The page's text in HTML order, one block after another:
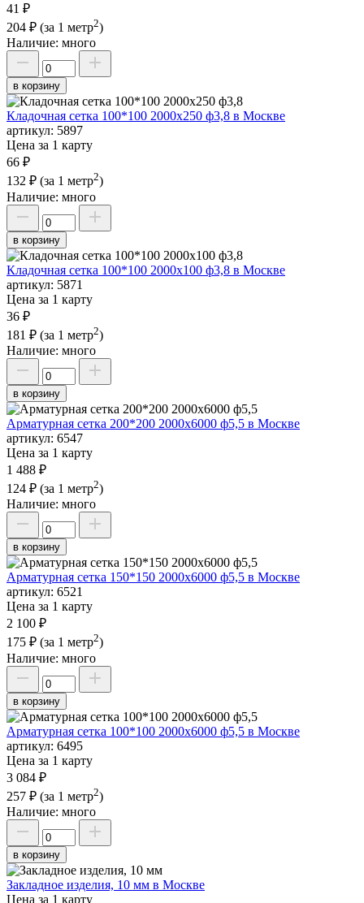
41 ₽
204 ₽ (за 1 метр2)
Наличие: много
в корзину
Кладочная сетка 100*100 2000х250 ф3,8 в Москве
артикул: 5897
Цена за 1 карту
66 ₽
132 ₽ (за 1 метр2)
Наличие: много
в корзину
Кладочная сетка 100*100 2000х100 ф3,8 в Москве
артикул: 5871
Цена за 1 карту
36 ₽
181 ₽ (за 1 метр2)
Наличие: много
в корзину
Арматурная сетка 200*200 2000х6000 ф5,5 в Москве
артикул: 6547
Цена за 1 карту
1 488 ₽
124 ₽ (за 1 метр2)
Наличие: много
в корзину
Арматурная сетка 150*150 2000х6000 ф5,5 в Москве
артикул: 6521
Цена за 1 карту
2 100 ₽
175 ₽ (за 1 метр2)
Наличие: много
в корзину
Арматурная сетка 100*100 2000х6000 ф5,5 в Москве
артикул: 6495
Цена за 1 карту
3 084 ₽
257 ₽ (за 1 метр2)
Наличие: много
в корзину
Закладное изделия, 10 мм в Москве
Цена за 1 карту